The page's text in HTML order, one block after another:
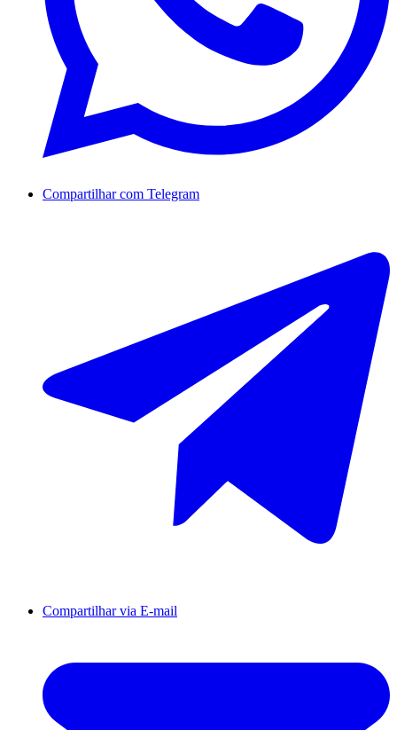
Compartilhar com Telegram
Compartilhar via E-mail